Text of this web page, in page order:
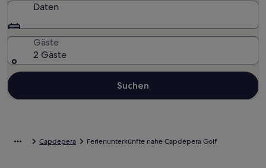
Daten
Gäste
2 Gäste
Suchen
Capdepera Ferienunterkünfte nahe Capdepera Golf